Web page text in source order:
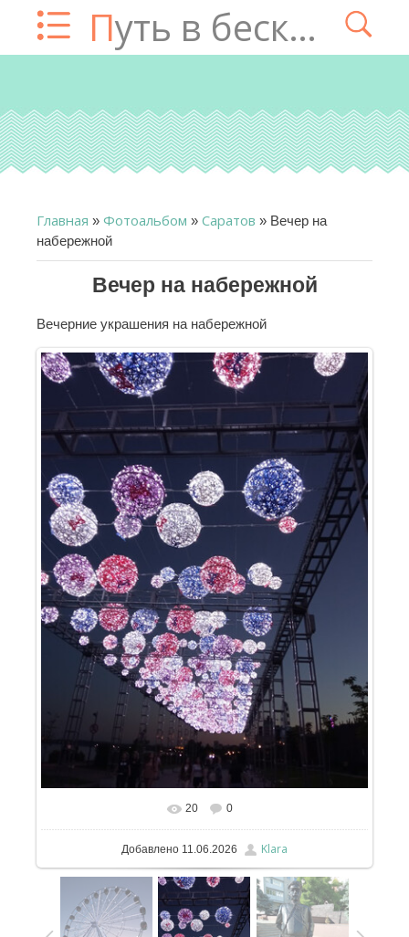
Путь в бесконечность
Главная » Фотоальбом » Саратов » Вечер на
набережной
Вечер на набережной
Вечерние украшения на набережной
В реальном размере 683x911
20 0
Добавлено 11.06.2026 Klara